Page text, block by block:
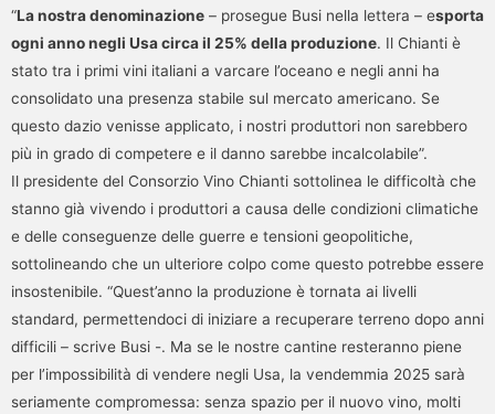
“La nostra denominazione – prosegue Busi nella lettera – esporta
ogni anno negli Usa circa il 25% della produzione. Il Chianti è
stato tra i primi vini italiani a varcare l’oceano e negli anni ha
consolidato una presenza stabile sul mercato americano. Se
questo dazio venisse applicato, i nostri produttori non sarebbero
più in grado di competere e il danno sarebbe incalcolabile”.
Il presidente del Consorzio Vino Chianti sottolinea le difficoltà che
stanno già vivendo i produttori a causa delle condizioni climatiche
e delle conseguenze delle guerre e tensioni geopolitiche,
sottolineando che un ulteriore colpo come questo potrebbe essere
insostenibile. “Quest’anno la produzione è tornata ai livelli
standard, permettendoci di iniziare a recuperare terreno dopo anni
difficili – scrive Busi -. Ma se le nostre cantine resteranno piene
per l’impossibilità di vendere negli Usa, la vendemmia 2025 sarà
seriamente compromessa: senza spazio per il nuovo vino, molti